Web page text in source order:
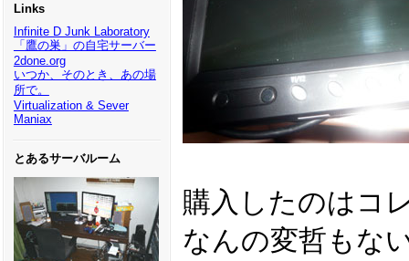
Links
Infinite D Junk Laboratory
「鷹の巣」の自宅サーバー
2done.org
いつか、そのとき、あの場
所で。
Virtualization & Sever
Maniax
とあるサーバルーム
購入したのはコ
なんの変哲もな